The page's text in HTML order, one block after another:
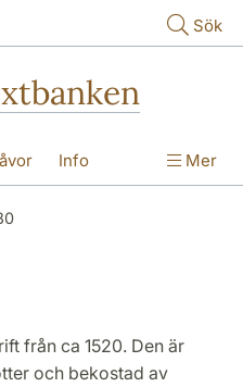
Sök
Info Mer
från ca 1520. Den är
och bekostad av